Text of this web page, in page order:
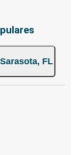
Sarasota, FL